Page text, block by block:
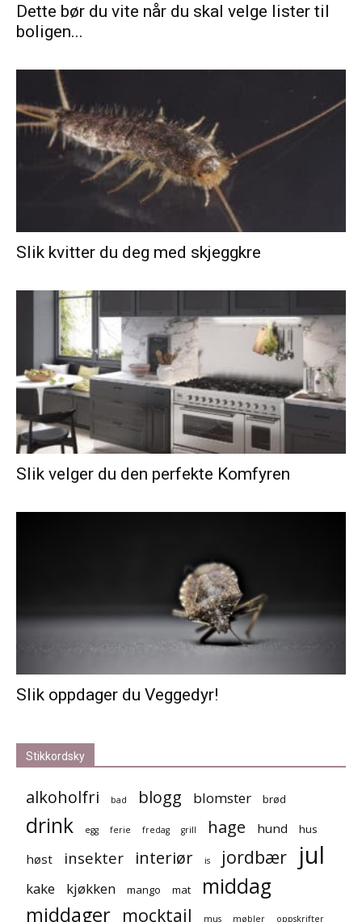
Dette bør du vite når du skal velge lister til
boligen...
Slik kvitter du deg med skjeggkre
Slik velger du den perfekte Komfyren
Slik oppdager du Veggedyr!
Stikkordsky
alkoholfri bad blogg blomster brød
drink egg ferie fredag grill hage hund hus
høst insekter interiør is jordbær jul
kake kjøkken mango mat middag
middager mocktail mus møbler oppskrifter